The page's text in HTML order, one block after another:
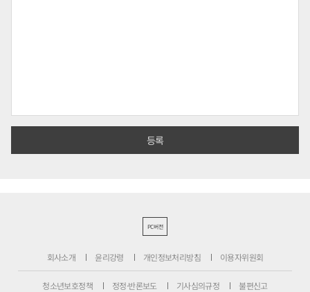
PC버전
회사소개 윤리강령 개인정보처리방침 이용자위원회
청소년보호정책 정정·반론보도 기사심의규정 불편신고